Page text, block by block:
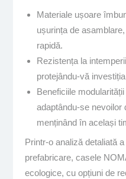
Materiale ușoare
ușurința de
rapidă.
Rezistența la
protejându-vă
Beneficiile
adaptându-se nevoilor
menținând în același
Printr-o analiză detaliată
prefabricare, casele
ecologice, cu opțiuni de